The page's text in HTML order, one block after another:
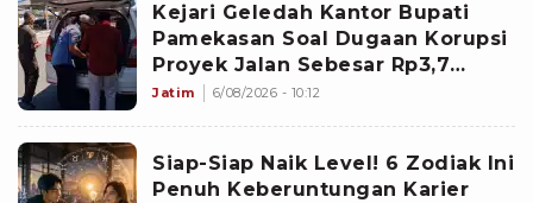
Kejari Geledah Kantor Bupati
Pamekasan Soal Dugaan Korupsi
Proyek Jalan Sebesar Rp3,7
Milliar
Jatim 6/08/2026 - 10:12
Siap-Siap Naik Level! 6 Zodiak Ini
Penuh Keberuntungan Karier